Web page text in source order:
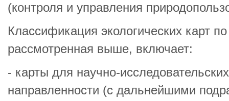
(контроля и управления
Классификация экологических карт
рассмотренная выше, включает:
- карты для научно-
направленности (с дальнейшими